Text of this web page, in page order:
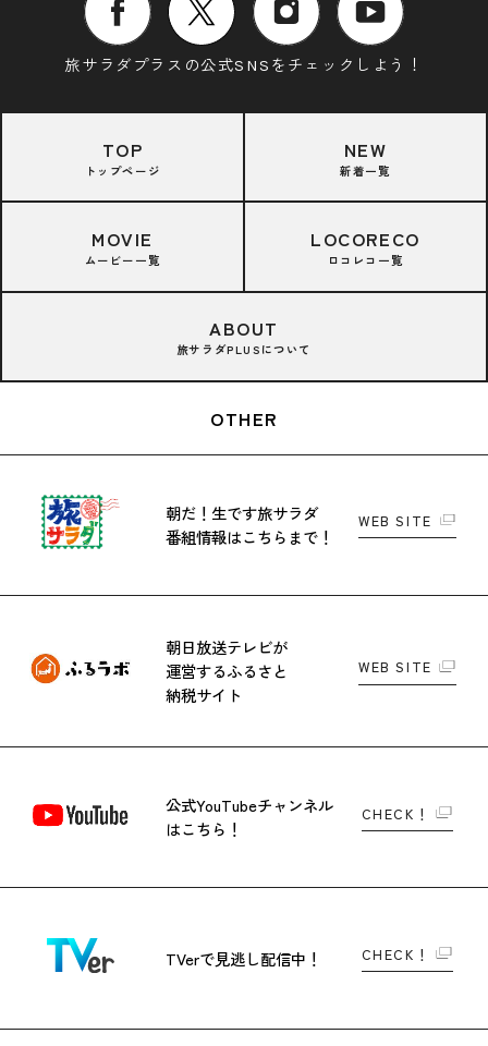
旅サラダプラスの公式SNSをチェックしよう！
TOP
トップページ
NEW
新着一覧
MOVIE
ムービー一覧
LOCORECO
ロコレコ一覧
ABOUT
旅サラダPLUSについて
OTHER
朝だ！生です旅サラダ
番組情報はこちらまで！
WEB SITE
朝日放送テレビが
運営するふるさと
納税サイト
WEB SITE
公式YouTubeチャンネル
はこちら！
CHECK！
TVerで見逃し配信中！ CHECK！